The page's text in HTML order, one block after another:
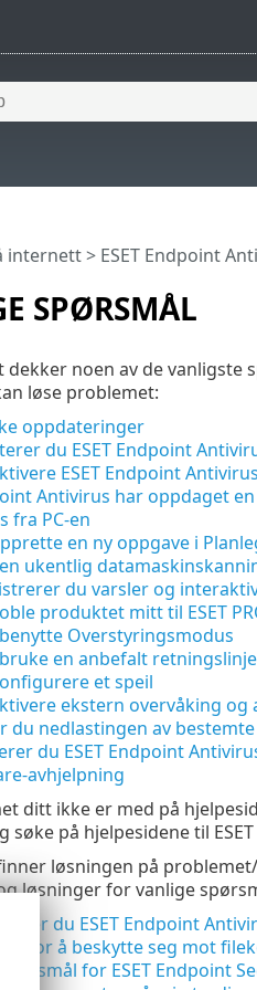
SPØRSMÅL
internett> ESET Endpoint
dekker noen av de
løse problemet:
oppdateringer
du ESET Endpoint
ESET Endpoint Antivirus
Antivirus har oppdaget
fra PC-en
en ny oppgave i
ukentlig
du varsler og
produktet mitt til ESET
Overstyringsmodus
en anbefalt
et speil
ekstern overvåking og
du nedlastingen av
du ESET Endpoint
avhjelpning
ditt ikke er med på
søke på hjelpesidene til
løsningen på
løsninger for vanlige
du ESET Endpoint
for å beskytte seg mot
for ESET Endpoint